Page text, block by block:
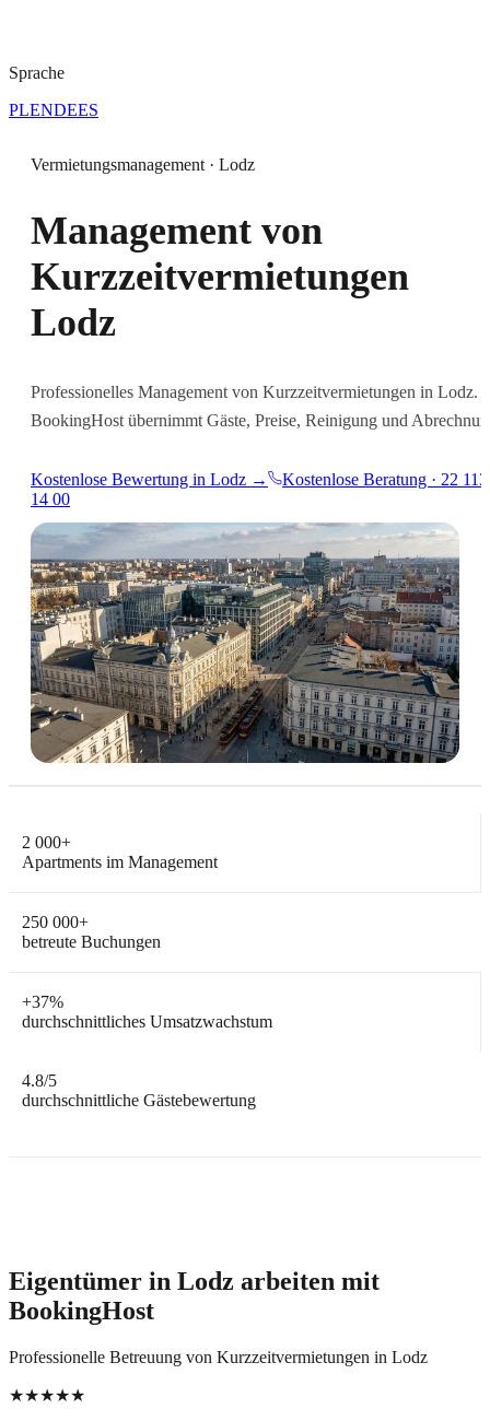
Sprache
PLENDEES
Vermietungsmanagement · Lodz
Management von
Kurzzeitvermietungen
Lodz
Professionelles Management von Kurzzeitvermietungen in Lodz.
BookingHost übernimmt Gäste, Preise, Reinigung und
Kostenlose Bewertung in Lodz →
Kostenlose Beratung · 22 113
14 00
2 000+
Apartments im Management
250 000+
betreute Buchungen
+37%
durchschnittliches Umsatzwachstum
4.8/5
durchschnittliche Gästebewertung
Eigentümer in Lodz arbeiten mit
BookingHost
Professionelle Betreuung von Kurzzeitvermietungen in Lodz
★★★★★